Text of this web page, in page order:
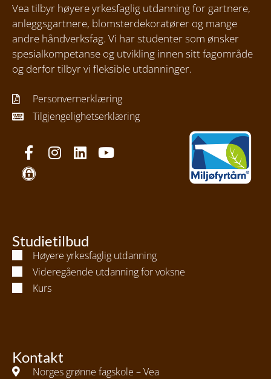
Vea tilbyr høyere yrkesfaglig utdanning for gartnere,
anleggsgartnere, blomsterdekoratører og mange
andre håndverksfag. Vi har studenter som ønsker
spesialkompetanse og utvikling innen sitt fagområde
og derfor tilbyr vi fleksible utdanninger.
Personvernerklæring
Tilgjengelighetserklæring
Studietilbud
Høyere yrkesfaglig utdanning
Videregående utdanning for voksne
Kurs
Kontakt
Norges grønne fagskole – Vea